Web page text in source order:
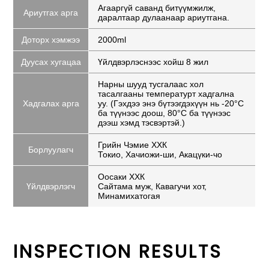
Ариутгах арга
Агааргүй саванд битүүмжилж,
даралтаар дулаанаар ариутгана.
Доторх хэмжээ 2000ml
Дуусах хугацаа Үйлдвэрлэснээс хойш 8 жил
Хадгалах арга
Нарны шууд тусгалаас хол
тасалгааны температурт хадгална
уу. (Гэхдээ энэ бүтээгдэхүүн нь -20°C
ба түүнээс доош, 80°C ба түүнээс
дээш хэмд тэсвэртэй.)
Борлуулагч
Грийн Чэмие ХХК
Токио, Хачиожи-ши, Акацүки-чо
Үйлдвэрлэгч
Оосаки ХХК
Сайтама муж, Кавагучи хот,
Минамихатогая
INSPECTION RESULTS